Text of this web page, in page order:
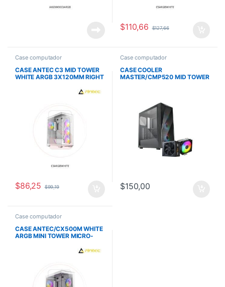
$110,66 $127,66
Case computador
CASE ANTEC C3 MID TOWER
WHITE ARGB 3X120MM RIGHT
$86,25 $99,19
Case computador
CASE COOLER
MASTER/CMP520 MID TOWER
$150,00
Case computador
CASE ANTEC/CX500M WHITE
ARGB MINI TOWER MICRO-
REVERSE FANS 1X120MM